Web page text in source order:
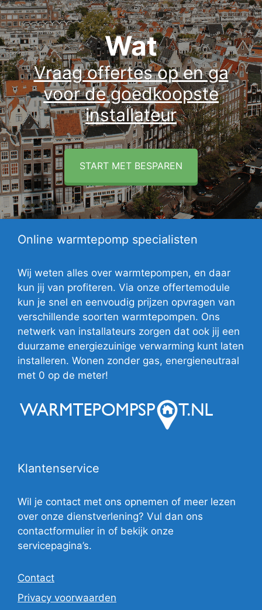
Wat
Vraag offertes op en ga
voor de goedkoopste
installateur
START MET BESPAREN
Online warmtepomp specialisten
Wij weten alles over warmtepompen, en daar
kun jij van profiteren. Via onze offertemodule
kun je snel en eenvoudig prijzen opvragen van
verschillende soorten warmtepompen. Ons
netwerk van installateurs zorgen dat ook jij een
duurzame energiezuinige verwarming kunt laten
installeren. Wonen zonder gas, energieneutraal
met 0 op de meter!
Klantenservice
Wil je contact met ons opnemen of meer lezen
over onze dienstverlening? Vul dan ons
contactformulier in of bekijk onze
servicepagina’s.
Contact
Privacy voorwaarden